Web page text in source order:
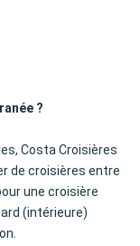
?
Costa Croisières
de croisières entre
une croisière
(intérieure)